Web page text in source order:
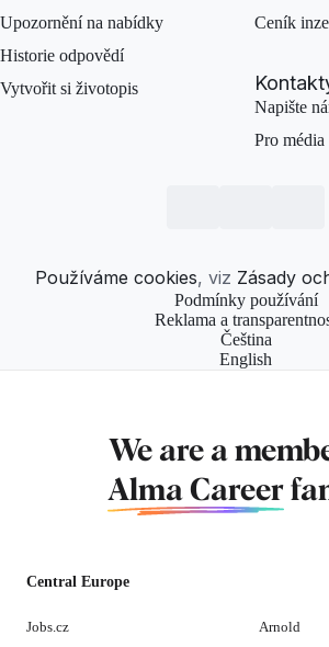
Upozornění na nabídky
Historie odpovědí
Vytvořit si životopis
Ceník
Napište
Pro média
Používáme cookies, viz Zásady
Podmínky používání
Reklama a
Čeština
English
We are a
Alma Career
Central Europe
Jobs.cz
Arnold